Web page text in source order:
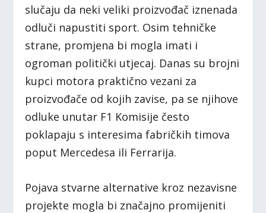
slučaju da neki veliki proizvođač iznenada
odluči napustiti sport. Osim tehničke
strane, promjena bi mogla imati i
ogroman politički utjecaj. Danas su brojni
kupci motora praktično vezani za
proizvođače od kojih zavise, pa se njihove
odluke unutar F1 Komisije često
poklapaju s interesima fabričkih timova
poput Mercedesa ili Ferrarija.
Pojava stvarne alternative kroz nezavisne
projekte mogla bi značajno promijeniti